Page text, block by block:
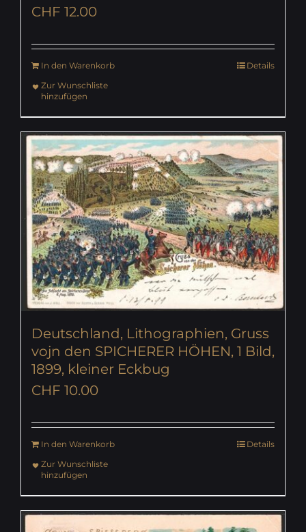
CHF 12.00
In den Warenkorb
Details
Zur Wunschliste
hinzufügen
Deutschland, Lithographien, Gruss
vojn den SPICHERER HÖHEN, 1 Bild,
1899, kleiner Eckbug
CHF 10.00
In den Warenkorb
Details
Zur Wunschliste
hinzufügen